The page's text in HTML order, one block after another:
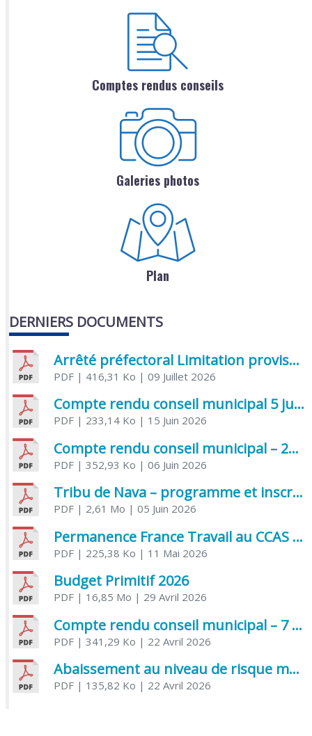
Comptes rendus conseils
Galeries photos
Plan
DERNIERS DOCUMENTS
Arrêté préfectoral Limitation provisoire des usages de l’eau
PDF| 416,31 Ko | 09 Juillet 2026
Compte rendu conseil municipal 5 juin 2026 sénatoriale
PDF| 233,14 Ko | 15 Juin 2026
Compte rendu conseil municipal – 21 avril 2026
PDF| 352,93 Ko | 06 Juin 2026
Tribu de Nava – programme et inscriptions été 2026
PDF| 2,61 Mo | 05 Juin 2026
Permanence France Travail au CCAS de Saujon Juin 2026
PDF| 225,38 Ko | 11 Mai 2026
Budget Primitif 2026
PDF| 16,85 Mo | 29 Avril 2026
Compte rendu conseil municipal – 7 avril 2026
PDF| 341,29 Ko | 22 Avril 2026
Abaissement au niveau de risque modéré de l’Influenza aviaire
PDF| 135,82 Ko | 22 Avril 2026